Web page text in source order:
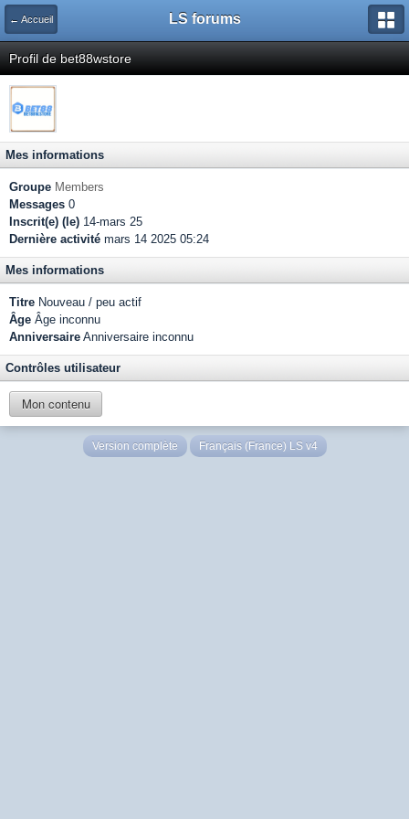
← Accueil LS forums
Profil de bet88wstore
Mes informations
Groupe Members
Messages 0
Inscrit(e) (le) 14-mars 25
Dernière activité mars 14 2025 05:24
Mes informations
Titre Nouveau / peu actif
Âge Âge inconnu
Anniversaire Anniversaire inconnu
Contrôles utilisateur
Mon contenu
Version complète Français (France) LS v4